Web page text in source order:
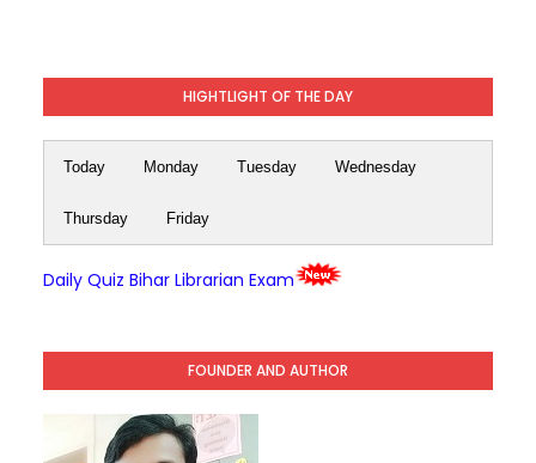
HIGHTLIGHT OF THE DAY
Today Monday Tuesday Wednesday
Thursday Friday
Daily Quiz Bihar Librarian Exam
FOUNDER AND AUTHOR